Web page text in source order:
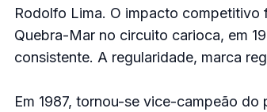
Rodolfo Lima. O impacto
Quebra-Mar no circuito carioca, em
consistente. A regularidade, marca
Em 1987, tornou-se vice-campeão